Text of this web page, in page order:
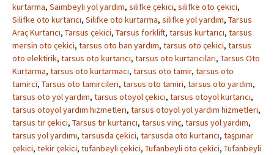
kurtarma, Saimbeyli yol yardım, silifke çekici, silifke oto çekici,
Silifke oto kurtarıcı, Silifke oto kurtarma, silifke yol yardım, Tarsus
Araç Kurtarıcı, Tarsus çekici, Tarsus forklift, tarsus kurtarıcı, tarsus
mersin oto çekici, tarsus oto ban yardım, tarsus oto çekici, tarsus
oto elektirik, tarsus oto kurtarıcı, tarsus oto kurtarıcıları, Tarsus Oto
Kurtarma, tarsus oto kurtarmacı, tarsus oto tamir, tarsus oto
tamirci, Tarsus oto tamircileri, tarsus oto tamiri, tarsus oto yardım,
tarsus oto yol yardım, tarsus otoyol çekici, tarsus otoyol kurtarıcı,
tarsus otoyol yardım hizmetleri, tarsus otoyol yol yardım hizmetleri,
tarsus tır çekici, Tarsus tır kurtarıcı, tarsus vinç, tarsus yol yardım,
tarsus yol yardımı, tarsusda çekici, tarsusda oto kurtarıcı, taşpınar
çekici, tekir çekici, tufanbeyli çekici, Tufanbeyli oto çekici, Tufanbeyli